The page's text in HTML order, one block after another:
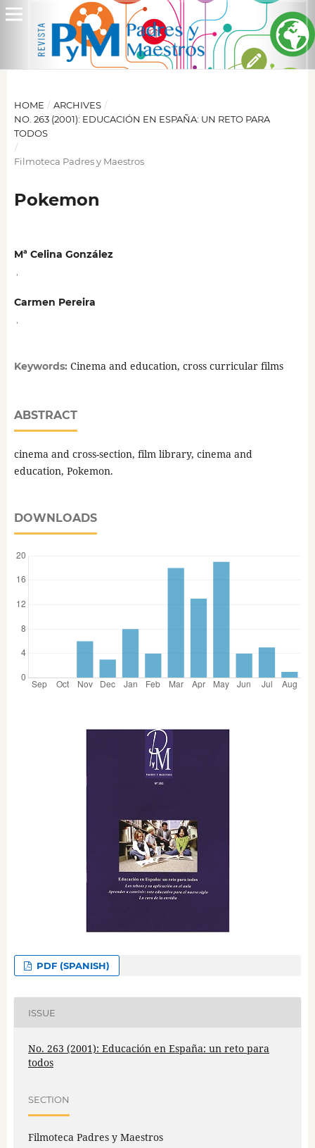
HOME / ARCHIVES /
NO. 263 (2001): EDUCACIÓN EN ESPAÑA: UN RETO PARA
TODOS
/
Filmoteca Padres y Maestros
Pokemon
Mª Celina González
Carmen Pereira
Keywords: Cinema and education, cross curricular films
ABSTRACT
cinema and cross-section, film library, cinema and
education, Pokemon.
DOWNLOADS
PDF (SPANISH)
ISSUE
No. 263 (2001): Educación en España: un reto para
todos
SECTION
Filmoteca Padres y Maestros